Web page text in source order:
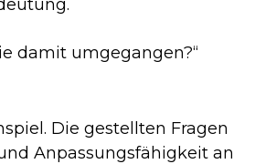
damit umgegangen?“
Die gestellten Fragen
Anpassungsfähigkeit an